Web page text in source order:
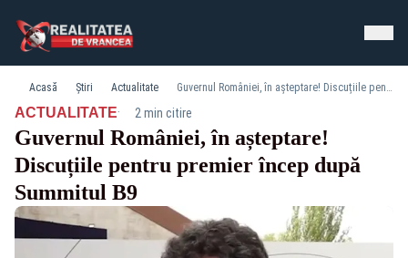
Acasă Știri Actualitate Guvernul României, în așteptare! Discuțiile pentru premier încep după Summitul B9
ACTUALITATE· 2 min citire
Guvernul României, în așteptare!
Discuțiile pentru premier încep după
Summitul B9